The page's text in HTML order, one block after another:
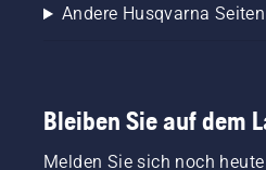
Andere Husqvarna Seiten
Bleiben Sie auf dem
Melden Sie sich noch